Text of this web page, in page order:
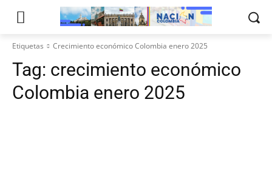
Etiquetas Crecimiento económico Colombia enero 2025
Tag: crecimiento económico
Colombia enero 2025